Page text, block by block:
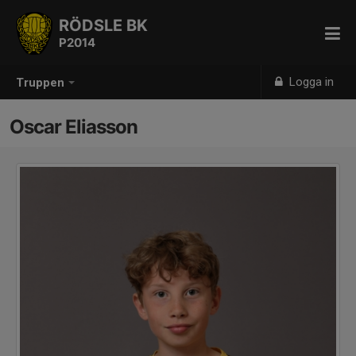
Truppen Logga in
RÖDSLE BK
P2014
Oscar Eliasson